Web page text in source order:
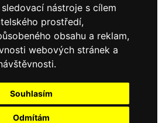
nástroje s cílem
prostředí,
obsahu a reklam,
webových stránek a
Souhlasím
Odmítám